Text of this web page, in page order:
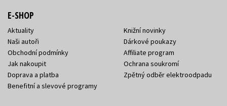
E-SHOP
Aktuality
Naši autoři
Obchodní podmínky
Jak nakoupit
Doprava a platba
Benefitní a slevové programy
Knižní novinky
Dárkové poukazy
Affiliate program
Ochrana soukromí
Zpětný odběr elektroodpadu